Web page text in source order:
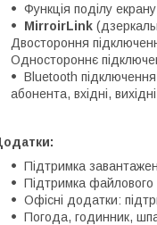
Функція поділу
MirroirLink
Двостороння
Одностороннє
Bluetooth
абонента, вхідні,
Підтримка
Підтримка
Офісні додатки:
Погода, годинник,